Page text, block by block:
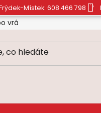
Místek: 608 466 798
vrácení zboží